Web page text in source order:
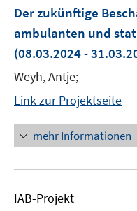
Der zukünftige
ambulanten und
(08.03.2024 -
Weyh, Antje;
Link zur Projektseite
mehr Informationen
IAB-Projekt